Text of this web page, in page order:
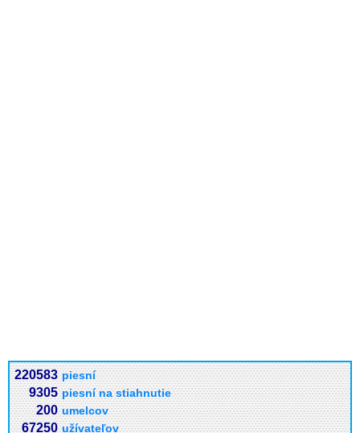
220583 piesní
9305 piesní na stiahnutie
200 umelcov
67250 užívateľov